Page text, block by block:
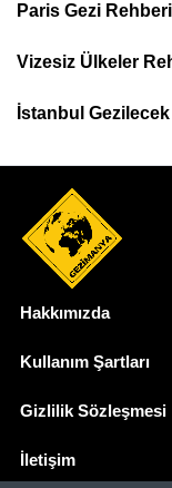
Top
Menu
Paris Gezi Rehberi
Vizesiz Ülkeler
İstanbul
Hakkımızda
Kullanım Şartları
Gizlilik Sözleşmesi
İletişim